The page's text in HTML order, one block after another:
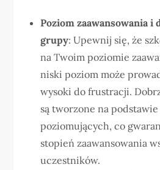
Poziom zaawansowania i
grupy: Upewnij się, że
na Twoim poziomie
niski poziom może
wysoki do frustracji.
są tworzone na
poziomujących, co
stopień zaawansowania
uczestników.